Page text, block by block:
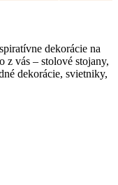
dekorácie na
z vás – stolové stojany,
dekorácie, svietniky,